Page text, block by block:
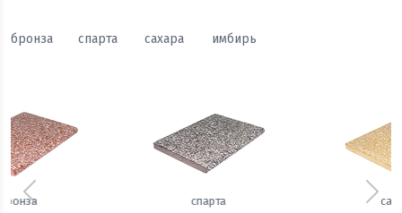
бронза спарта сахара имбирь
Предыдущий